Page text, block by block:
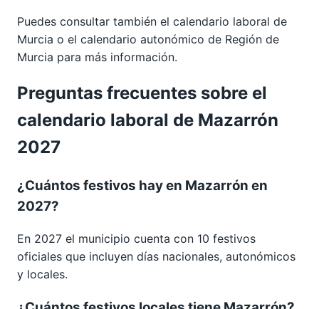
Puedes consultar también el calendario laboral de
Murcia o el calendario autonómico de Región de
Murcia para más información.
Preguntas frecuentes sobre el
calendario laboral de Mazarrón
2027
¿Cuántos festivos hay en Mazarrón en
2027?
En 2027 el municipio cuenta con 10 festivos
oficiales que incluyen días nacionales, autonómicos
y locales.